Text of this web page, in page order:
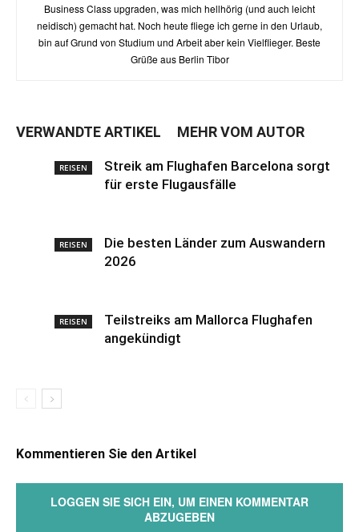
Business Class upgraden, was mich hellhörig (und auch leicht
neidisch) gemacht hat. Noch heute fliege ich gerne in den Urlaub,
bin auf Grund von Studium und Arbeit aber kein Vielflieger. Beste
Grüße aus Berlin Tibor
VERWANDTE ARTIKEL MEHR VOM AUTOR
REISEN
Streik am Flughafen Barcelona sorgt
für erste Flugausfälle
REISEN
Die besten Länder zum Auswandern
2026
REISEN
Teilstreiks am Mallorca Flughafen
angekündigt
Kommentieren Sie den Artikel
LOGGEN SIE SICH EIN, UM EINEN KOMMENTAR
ABZUGEBEN